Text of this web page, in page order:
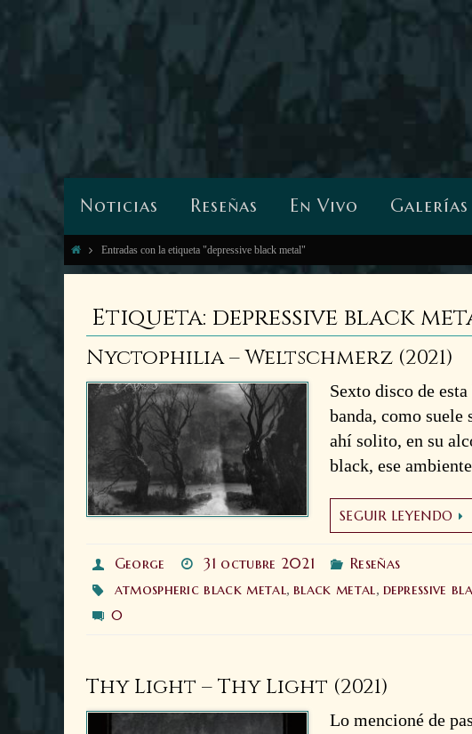
Noticias Reseñas En Vivo Galerías
Entradas con la etiqueta "depressive black metal"
Etiqueta: depressive black
Nyctophilia – Weltschmerz (2021)
Sexto disco de
banda, como suele
ahí solito, en su
black, ese
SEGUIR LEYENDO
George 31 octubre 2021
Reseñas
atmospheric black metal, black metal, depressive
0
Thy Light – Thy Light (2021)
Lo mencioné de